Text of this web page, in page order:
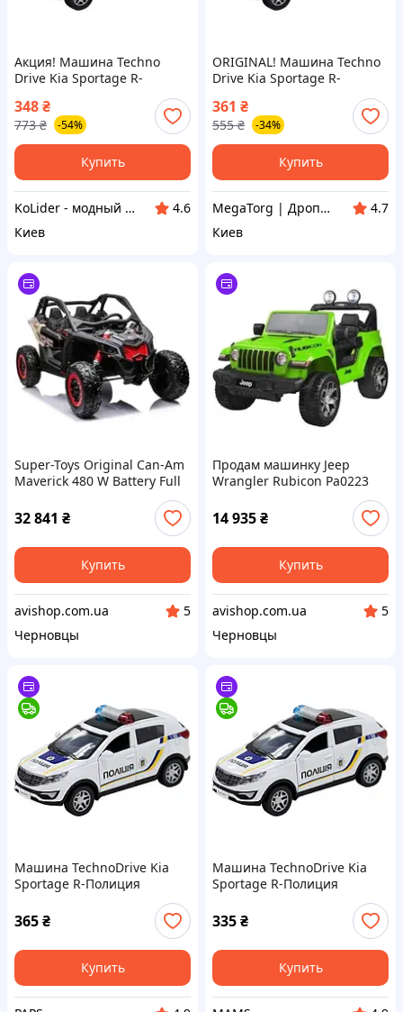
Акция! Машина Techno
Drive Kia Sportage R-
лучшей цене!
348₴
773 ₴ -54%
Купить
KoLider - модный магазин
4.6
Киев
ORIGINAL! Машина Techno
Drive Kia Sportage R-
Качество! Гарантия!
MegaTorg.com.ua
361 ₴
555 ₴ -34%
Купить
MegaTorg | Дропшиппинг и Опт
4.7
Киев
Super-Toys Original Can-Am
Maverick 480 W Battery Full
Ca001
32 841 ₴
Купить
avishop.com.ua
5
Черновцы
Продам машинку Jeep
Wrangler Rubicon Pa0223
14 935₴
Купить
avishop.com.ua
5
Черновцы
Машина TechnoDrive Kia
Sportage R-Полиция
365₴
Купить
Машина TechnoDrive Kia
Sportage R-Полиция
335₴
Купить